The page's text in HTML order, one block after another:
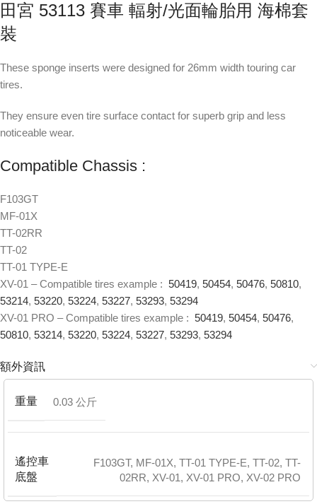
田宮 53113 賽車 輻射/光面輪胎用 海棉套
裝
These sponge inserts were designed for 26mm width touring car
tires.
They ensure even tire surface contact for superb grip and less
noticeable wear.
Compatible Chassis :
F103GT
MF-01X
TT-02RR
TT-02
TT-01 TYPE-E
XV-01 – Compatible tires example : 50419, 50454, 50476, 50810,
53214, 53220, 53224, 53227, 53293, 53294
XV-01 PRO – Compatible tires example : 50419, 50454, 50476,
50810, 53214, 53220, 53224, 53227, 53293, 53294
額外資訊
重量 0.03 公斤
遙控車
底盤
F103GT, MF-01X, TT-01 TYPE-E, TT-02, TT-
02RR, XV-01, XV-01 PRO, XV-02 PRO